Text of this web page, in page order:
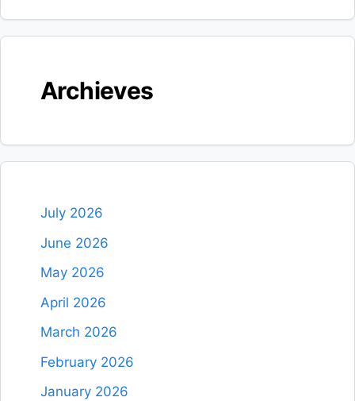
Archieves
July 2026
June 2026
May 2026
April 2026
March 2026
February 2026
January 2026